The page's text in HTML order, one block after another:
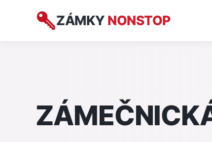
ZÁMKY NONSTOP